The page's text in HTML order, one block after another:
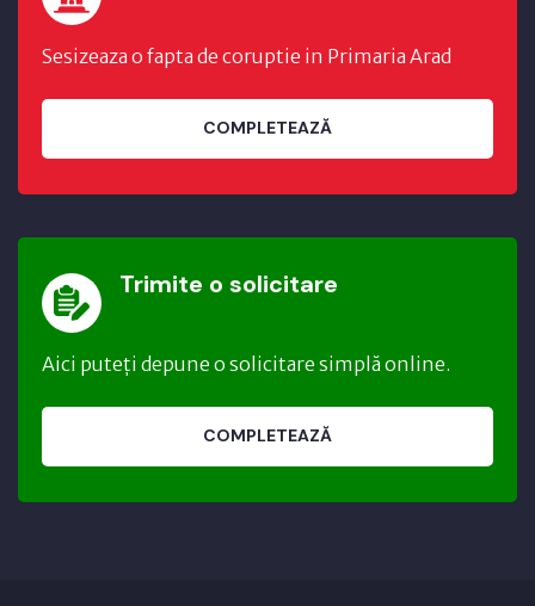
Sesizeaza o fapta de coruptie in Primaria Arad
COMPLETEAZĂ
Trimite o solicitare
Aici puteți depune o solicitare simplă online.
COMPLETEAZĂ